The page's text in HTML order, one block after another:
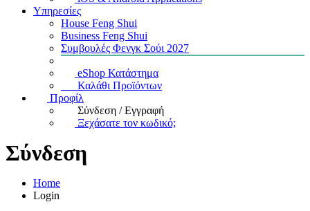
Υπηρεσίες
House Feng Shui
Business Feng Shui
Συμβουλές Φενγκ Σούι 2027
eShop Κατάστημα
Καλάθι Προϊόντων
Προφίλ
Σύνδεση / Εγγραφή
Ξεχάσατε τον κωδικό;
Σύνδεση
Home
Login